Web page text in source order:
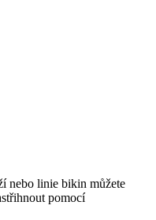
nebo linie bikin můžete
pomocí